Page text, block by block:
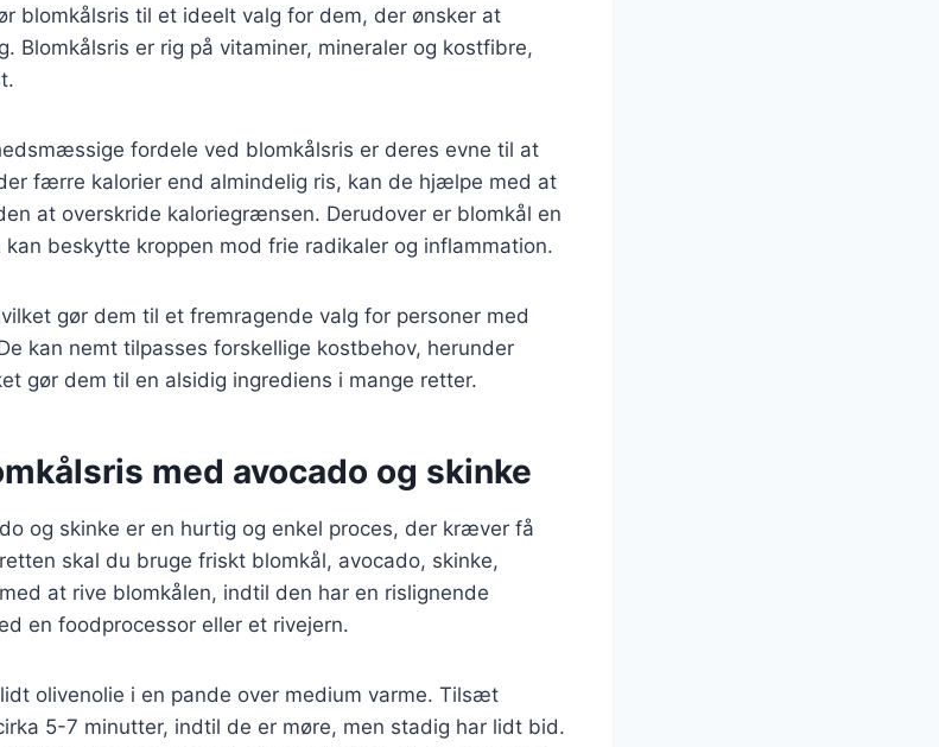
blomkålsris til et ideelt valg for dem, der ønsker at
Blomkålsris er rig på vitaminer, mineraler og kostfibre,
fordele ved blomkålsris er deres evne til at
færre kalorier end almindelig ris, kan de hjælpe med at
at overskride kaloriegrænsen. Derudover er blomkål en
beskytte kroppen mod frie radikaler og inflammation.
gør dem til et fremragende valg for personer med
kan nemt tilpasses forskellige kostbehov, herunder
gør dem til en alsidig ingrediens i mange retter.
med avocado og skinke
og skinke er en hurtig og enkel proces, der kræver få
skal du bruge friskt blomkål, avocado, skinke,
at rive blomkålen, indtil den har en rislignende
en foodprocessor eller et rivejern.
olivenolie i en pande over medium varme. Tilsæt
5-7 minutter, indtil de er møre, men stadig har lidt bid.